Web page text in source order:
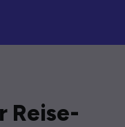
Reise-